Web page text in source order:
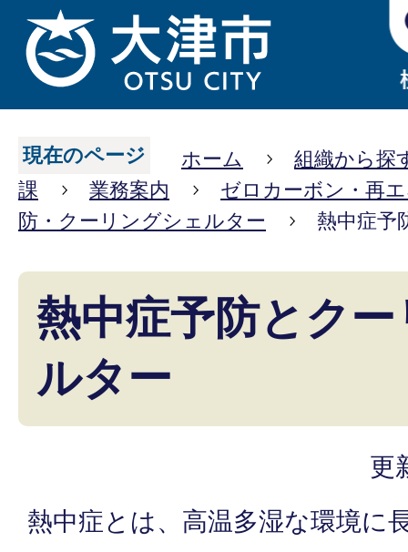
現在のページ ホーム
組織から探
課
業務案内
ゼロカーボン・再
防・クーリングシェルター
熱中症予
熱中症予防とク
ルター
更
熱中症とは、高温多湿な環境に